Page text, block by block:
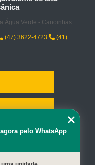
Água Verde - Canoinhas
(47) 3622-4723
(41)
pelo WhatsApp